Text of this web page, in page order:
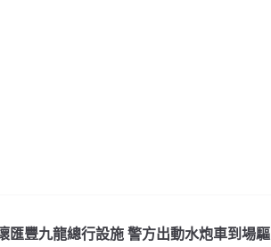
匯豐九龍總行設施 警方出動水炮車到場驅